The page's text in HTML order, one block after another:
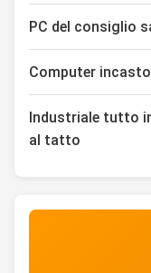
PC del consiglio
Computer
Industriale tutto
al tatto